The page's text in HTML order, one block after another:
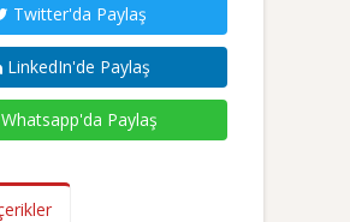
Twitter'da Paylaş
LinkedIn'de Paylaş
Paylaş